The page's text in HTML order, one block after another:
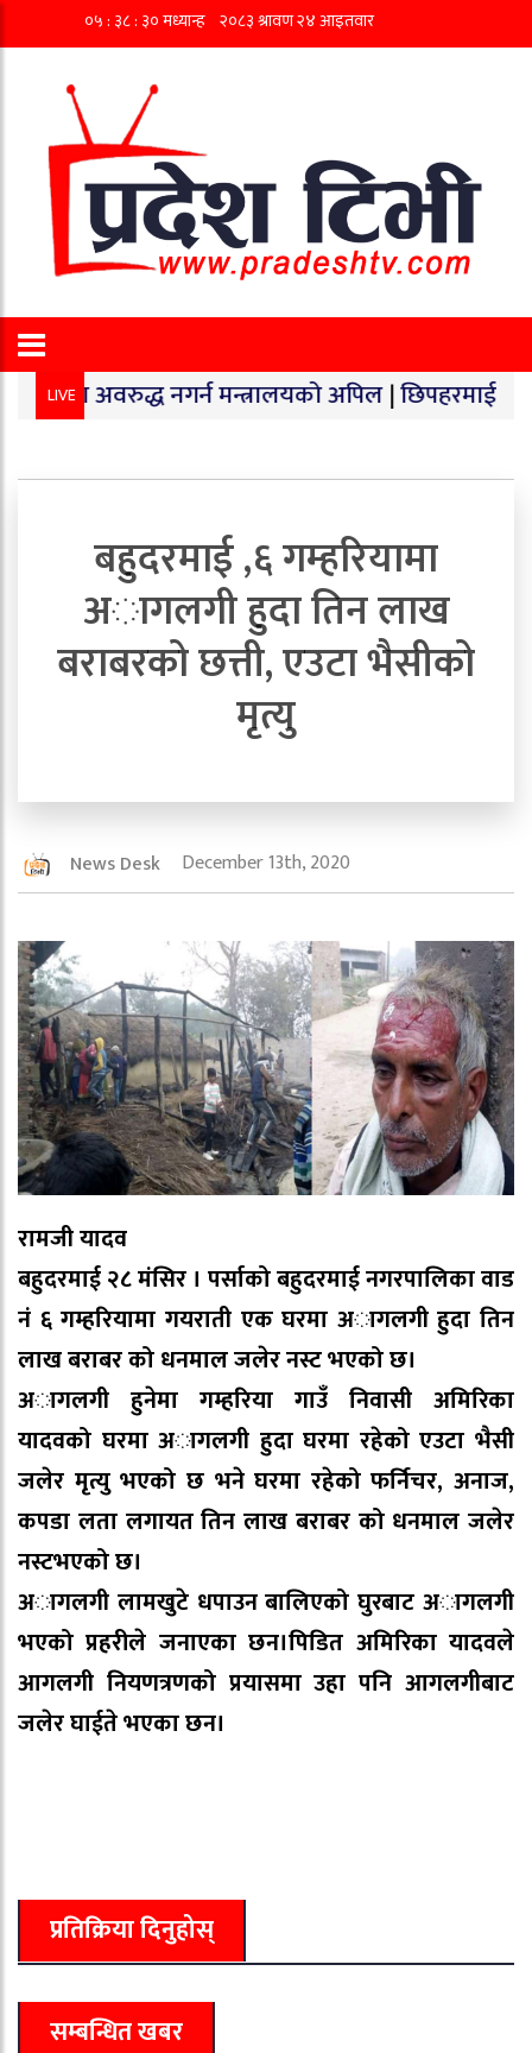
LIVE
नगर्न मन्त्रालयको अपिल|छिपहरमाईमा १४० किलो
बहुदरमाई ,६ गम्हरियामा
अागलगी हुदा तिन लाख
बराबरको छत्ती, एउटा भैसीको
मृत्यु
News Desk December 13th, 2020
रामजी यादव
बहुदरमाई २८ मंसिर । पर्साको बहुदरमाई नगरपालिका वाड
नं ६ गम्हरियामा गयराती एक घरमा अागलगी हुदा तिन
लाख बराबर को धनमाल जलेर नस्ट भएको छ।
अागलगी हुनेमा गम्हरिया गाउँ निवासी अमिरिका
यादवको घरमा अागलगी हुदा घरमा रहेको एउटा भैसी
जलेर मृत्यु भएको छ भने घरमा रहेको फर्निचर, अनाज,
कपडा लता लगायत तिन लाख बराबर को धनमाल जलेर
नस्टभएको छ।
अागलगी लामखुटे धपाउन बालिएको घुरबाट अागलगी
भएको प्रहरीले जनाएका छन।पिडित अमिरिका यादवले
आगलगी नियणत्रणको प्रयासमा उहा पनि आगलगीबाट
जलेर घाईते भएका छन।
प्रतिक्रिया दिनुहोस्
सम्बन्धित खबर